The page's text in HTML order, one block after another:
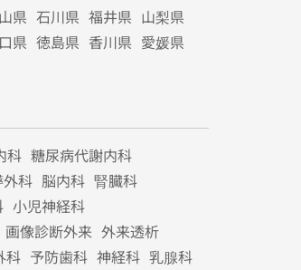
県 石川県 福井県 山梨県
県 徳島県 香川県 愛媛県
科 糖尿病代謝内科
科 脳内科 腎臓科
小児神経科
画像診断外来 外来透析
科 予防歯科 神経科 乳腺科